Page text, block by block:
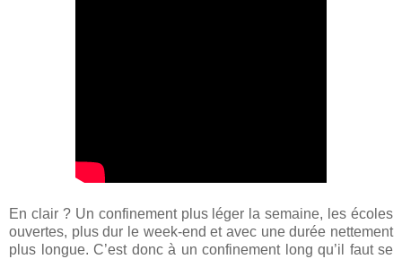
En clair ? Un confinement plus léger la semaine, les écoles
ouvertes, plus dur le week-end et avec une durée nettement
plus longue. C’est donc à un confinement long qu’il faut se